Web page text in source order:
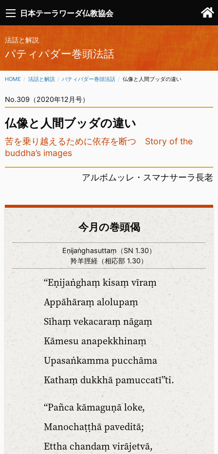
日本テーラワーダ仏教協会
法話と解説
パティパダー巻頭法話
HOME 法話と解説 パティパダー巻頭法話 CURRENT:
仏像と人間ブッダの違い
No.309（2020年12月号）
仏像と人間ブッダの違い
苦を乗り越えるために依存を断つ Story of the
buddha’s images
アルボムッレ・スマナサーラ長老
今月の巻頭偈
Eṇijaṅghasuttaṃ（SN 1.30）
羚羊脛経（相応部 1.30）
“Eṇijaṅghaṃ kisaṃ vīraṃ
Appāhāraṃ alolupaṃ
Sīhaṃ vekacaraṃ nāgaṃ
Kāmesu anapekkhinaṃ
Upasaṅkamma pucchāma
Kathaṃ dukkhā pamuccatī”ti.
“Pañca kāmaguṇā loke,
Manochaṭṭhā paveditā;
Ettha chandaṃ virājetvā,